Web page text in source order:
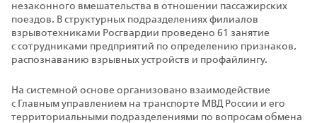
незаконного вмешательства в отношении пассажирских
поездов. В структурных подразделениях филиалов
взрывотехниками Росгвардии проведено 61 занятие
с сотрудниками предприятий по определению признаков,
распознаванию взрывных устройств и профайлингу.
На системной основе организовано взаимодействие
с Главным управлением на транспорте МВД России и его
территориальными подразделениями по вопросам обмена